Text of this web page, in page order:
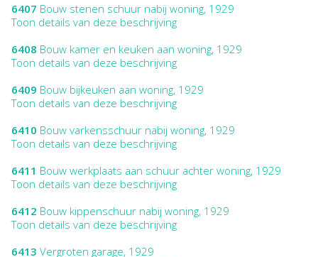
6407 Bouw stenen schuur nabij woning, 1929
Toon details van deze beschrijving
6408 Bouw kamer en keuken aan woning, 1929
Toon details van deze beschrijving
6409 Bouw bijkeuken aan woning, 1929
Toon details van deze beschrijving
6410 Bouw varkensschuur nabij woning, 1929
Toon details van deze beschrijving
6411 Bouw werkplaats aan schuur achter woning, 1929
Toon details van deze beschrijving
6412 Bouw kippenschuur nabij woning, 1929
Toon details van deze beschrijving
6413 Vergroten garage, 1929